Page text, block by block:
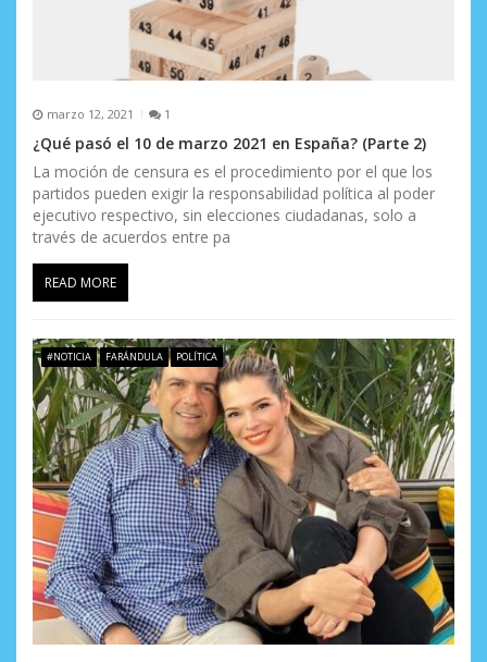
a
s
marzo 12, 2021 1
¿Qué pasó el 10 de marzo 2021 en España? (Parte 2)
La moción de censura es el procedimiento por el que los
partidos pueden exigir la responsabilidad política al poder
ejecutivo respectivo, sin elecciones ciudadanas, solo a
través de acuerdos entre pa
READ MORE
#NOTICIA FARÁNDULA POLÍTICA